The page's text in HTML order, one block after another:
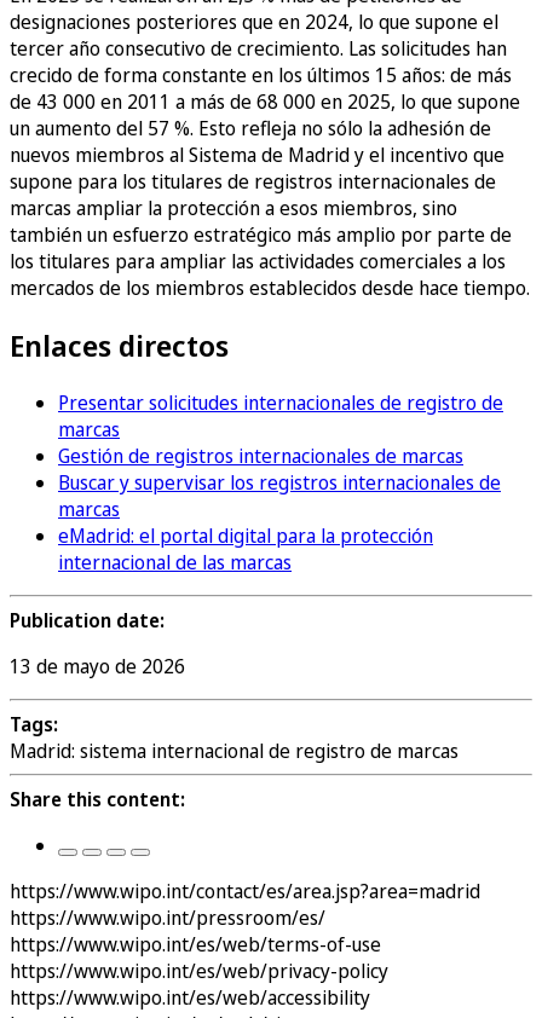
designaciones posteriores que en 2024, lo que supone el
tercer año consecutivo de crecimiento. Las solicitudes han
crecido de forma constante en los últimos 15 años: de más
de 43 000 en 2011 a más de 68 000 en 2025, lo que supone
un aumento del 57 %. Esto refleja no sólo la adhesión de
nuevos miembros al Sistema de Madrid y el incentivo que
supone para los titulares de registros internacionales de
marcas ampliar la protección a esos miembros, sino
también un esfuerzo estratégico más amplio por parte de
los titulares para ampliar las actividades comerciales a los
mercados de los miembros establecidos desde hace tiempo.
Enlaces directos
Presentar solicitudes internacionales de registro de
marcas
Gestión de registros internacionales de marcas
Buscar y supervisar los registros internacionales de
marcas
eMadrid: el portal digital para la protección
internacional de las marcas
Publication date:
13 de mayo de 2026
Tags:
Madrid: sistema internacional de registro de marcas
Share this content:
https://www.wipo.int/contact/es/area.jsp?area=madrid
https://www.wipo.int/pressroom/es/
https://www.wipo.int/es/web/terms-of-use
https://www.wipo.int/es/web/privacy-policy
https://www.wipo.int/es/web/accessibility